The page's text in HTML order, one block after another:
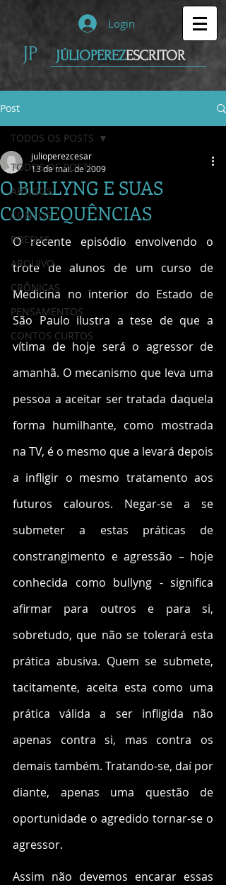
JP
Login
JÚLIOPEREZESCRITOR
Post
TODOS OS POSTS
ARTIGOS
CONTOS
POESIAS
ARQUIVO
CRÔNICAS
PENSAMENTOS
CONTOS CURTOS
TODOS OS POSTS
O BULLYNG E SUAS
CONSEQUÊNCIAS
julioperezcesar
13 de mai. de 2009
O recente episódio envolvendo o
trote de alunos de um curso de
Medicina no interior do Estado de
São Paulo ilustra a tese de que a
vítima de hoje será o agressor de
amanhã. O mecanismo que leva uma
pessoa a aceitar ser tratada daquela
forma humilhante, como mostrada
na TV, é o mesmo que a levará depois
a infligir o mesmo tratamento aos
futuros calouros. Negar-se a se
submeter a estas práticas de
constrangimento e agressão – hoje
conhecida como bullyng - significa
afirmar para outros e para si,
sobretudo, que não se tolerará esta
prática abusiva. Quem se submete,
tacitamente, aceita esta como uma
prática válida a ser infligida não
apenas contra si, mas contra os
demais também. Tratando-se, daí por
diante, apenas uma questão de
oportunidade o agredido tornar-se o
agressor.
Assim não devemos encarar essas